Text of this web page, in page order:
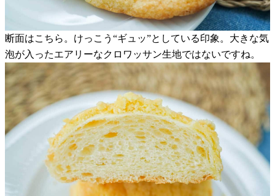
断面はこちら。けっこう“ギュッ”としている印象。大きな気
泡が入ったエアリーなクロワッサン生地ではないですね。